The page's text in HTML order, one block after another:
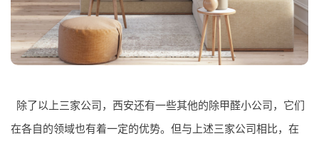
除了以上三家公司，西安还有一些其他的除甲醛小公司，它们
在各自的领域也有着一定的优势。但与上述三家公司相比，在